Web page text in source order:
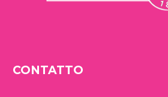
CONTATTO